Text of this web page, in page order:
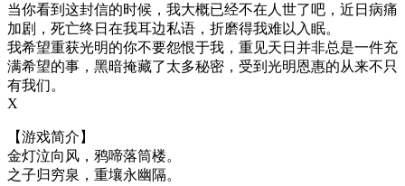
当你看到这封信的时候，我大概已经不在人世了吧，近日病痛
加剧，死亡终日在我耳边私语，折磨得我难以入眠。
我希望重获光明的你不要怨恨于我，重见天日并非总是一件充
满希望的事，黑暗掩藏了太多秘密，受到光明恩惠的从来不只
有我们。
X
【游戏简介】
金灯泣向风，鸦啼落筒楼。
之子归穷泉，重壤永幽隔。